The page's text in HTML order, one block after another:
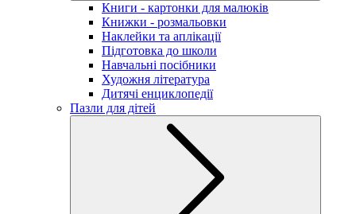
Книги - картонки для малюків
Книжки - розмальовки
Наклейки та аплікації
Підготовка до школи
Навчальні посібники
Художня література
Дитячі енциклопедії
Пазли для дітей